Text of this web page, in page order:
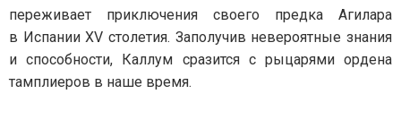
переживает приключения своего предка Агилара
в Испании XV столетия. Заполучив невероятные знания
и способности, Каллум сразится с рыцарями ордена
тамплиеров в наше время.